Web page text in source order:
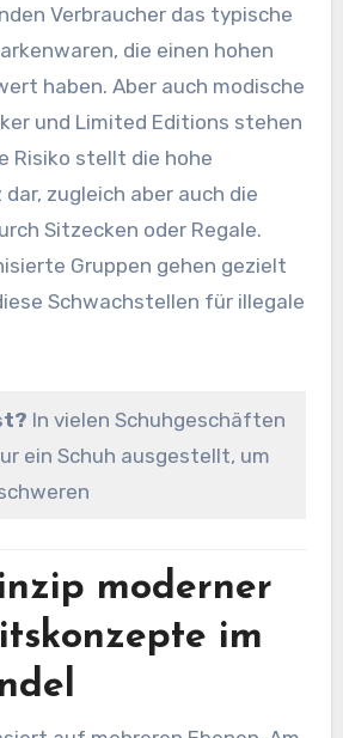
Verbraucher das typische
die einen hohen
haben. Aber auch modische
und Limited Editions stehen
Risiko stellt die hohe
zugleich aber auch die
Sitzecken oder Regale.
Gruppen gehen gezielt
Schwachstellen für illegale
In vielen Schuhgeschäften
ein Schuh ausgestellt, um
moderner
im